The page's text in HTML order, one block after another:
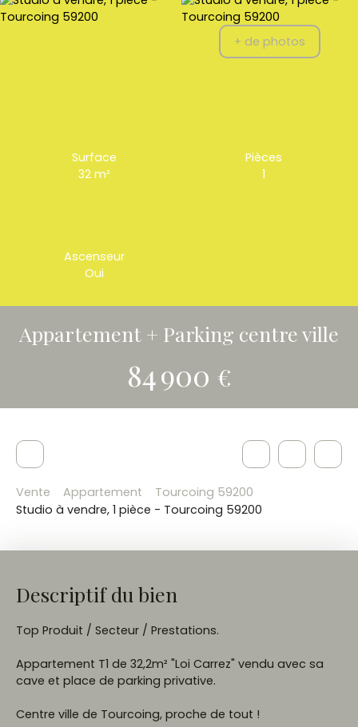
+ de photos
Surface
32m²
Pièces
1
Ascenseur
Oui
Appartement + Parking centre ville
84 900 €
Vente Appartement
Tourcoing 59200
Studio à vendre, 1 pièce - Tourcoing 59200
Descriptif du bien
Top Produit / Secteur / Prestations.
Appartement T1 de 32,2m² "Loi Carrez" vendu avec sa
cave et place de parking privative.
Centre ville de Tourcoing, proche de tout !